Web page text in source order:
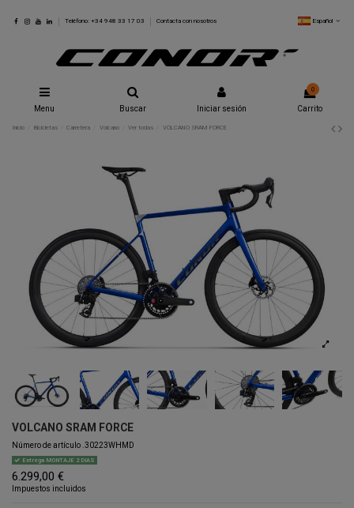
Teléfono: +34 948 33 17 03 Contacta con nosotros Español
Menu Buscar Iniciar sesión
0
Carrito
Inicio Bicicletas Carretera Volcano Ver todas VOLCANO SRAM FORCE
VOLCANO SRAM FORCE
Número de artículo .30223WHMD
Entrega MONTAJE 2 DIAS
6.299,00 €
Impuestos incluidos